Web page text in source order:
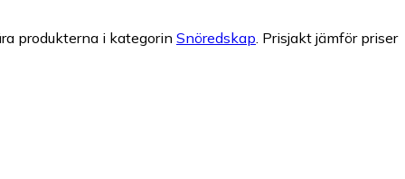
produkterna i kategorin Snöredskap. Prisjakt jämför priser